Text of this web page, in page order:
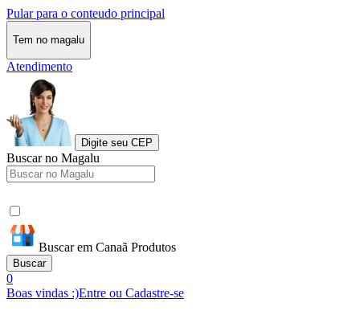
Pular para o conteudo principal
Tem no magalu
Atendimento
Digite seu CEP
Buscar no Magalu
Buscar em Canaã Produtos
Buscar
0
Boas vindas :)Entre ou Cadastre-se